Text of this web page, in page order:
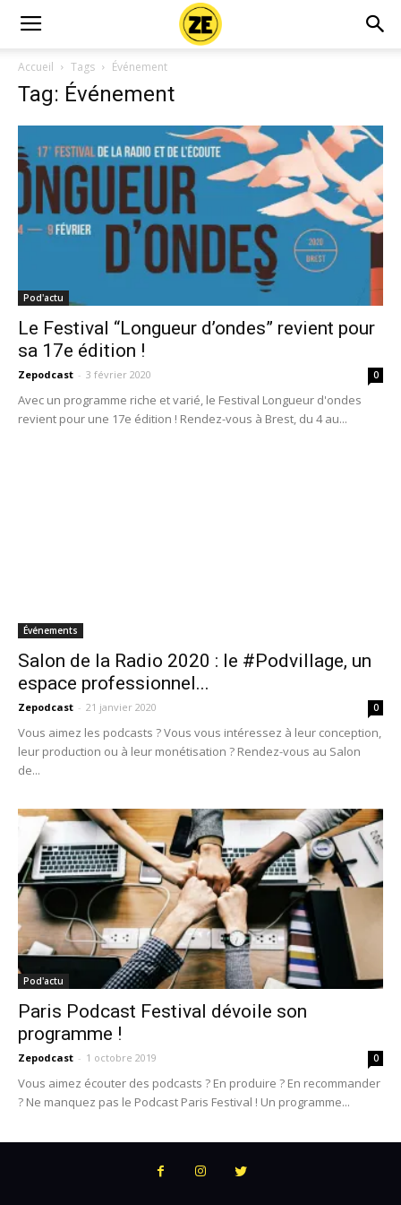
Accueil Tags Événement
Tag: Événement
Pod'actu
Le Festival “Longueur d’ondes” revient pour
sa 17e édition !
Zepodcast - 3 février 2020 0
Avec un programme riche et varié, le Festival Longueur d'ondes
revient pour une 17e édition ! Rendez-vous à Brest, du 4 au...
Événements
Salon de la Radio 2020 : le #Podvillage, un
espace professionnel...
Zepodcast - 21 janvier 2020 0
Vous aimez les podcasts ? Vous vous intéressez à leur conception,
leur production ou à leur monétisation ? Rendez-vous au Salon
de...
Pod'actu
Paris Podcast Festival dévoile son
programme !
Zepodcast - 1 octobre 2019 0
Vous aimez écouter des podcasts ? En produire ? En recommander
? Ne manquez pas le Podcast Paris Festival ! Un programme...